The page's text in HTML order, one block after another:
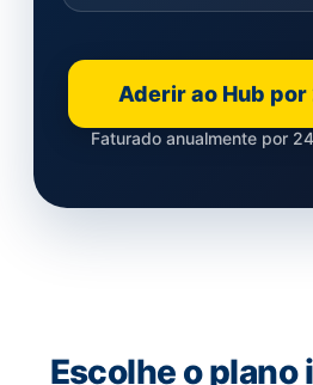
Aderir ao Hub
Faturado anualmente por
Escolhe o plano